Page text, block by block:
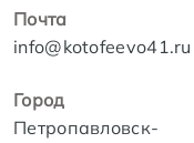
Почта
info@kotofeevo41.ru
Город
Петропавловск-